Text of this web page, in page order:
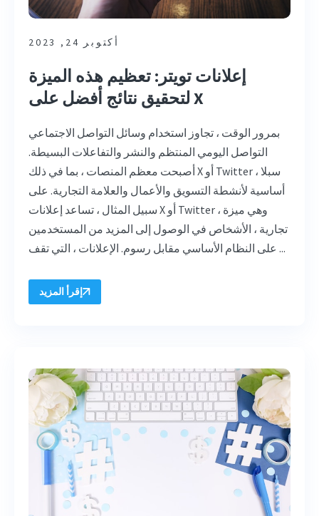
أكتوبر 24, 2023
إعلانات تويتر: تعظيم هذه الميزة
لتحقيق نتائج أفضل على X
بمرور الوقت ، تجاوز استخدام وسائل التواصل الاجتماعي
التواصل اليومي المنتظم والنشر والتفاعلات البسيطة.
أصبحت معظم المنصات ، بما في ذلك X أو Twitter ، سبلا
أساسية لأنشطة التسويق والأعمال والعلامة التجارية. على
سبيل المثال ، تساعد إعلانات X أو Twitter ، وهي ميزة
تجارية ، الأشخاص في الوصول إلى المزيد من المستخدمين
على النظام الأساسي مقابل رسوم. الإعلانات ، التي تقف ...
إقرأ المزيد